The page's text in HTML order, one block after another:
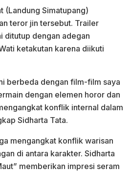
(Landung Simatupang)
teror jin tersebut. Trailer
ditutup dengan adegan
ketakutan karena diikuti
berbeda dengan film-film saya
dengan elemen horor dan
konflik internal dalam
Sidharta Tata.
mengangkat konflik warisan
di antara karakter. Sidharta
memberikan impresi seram